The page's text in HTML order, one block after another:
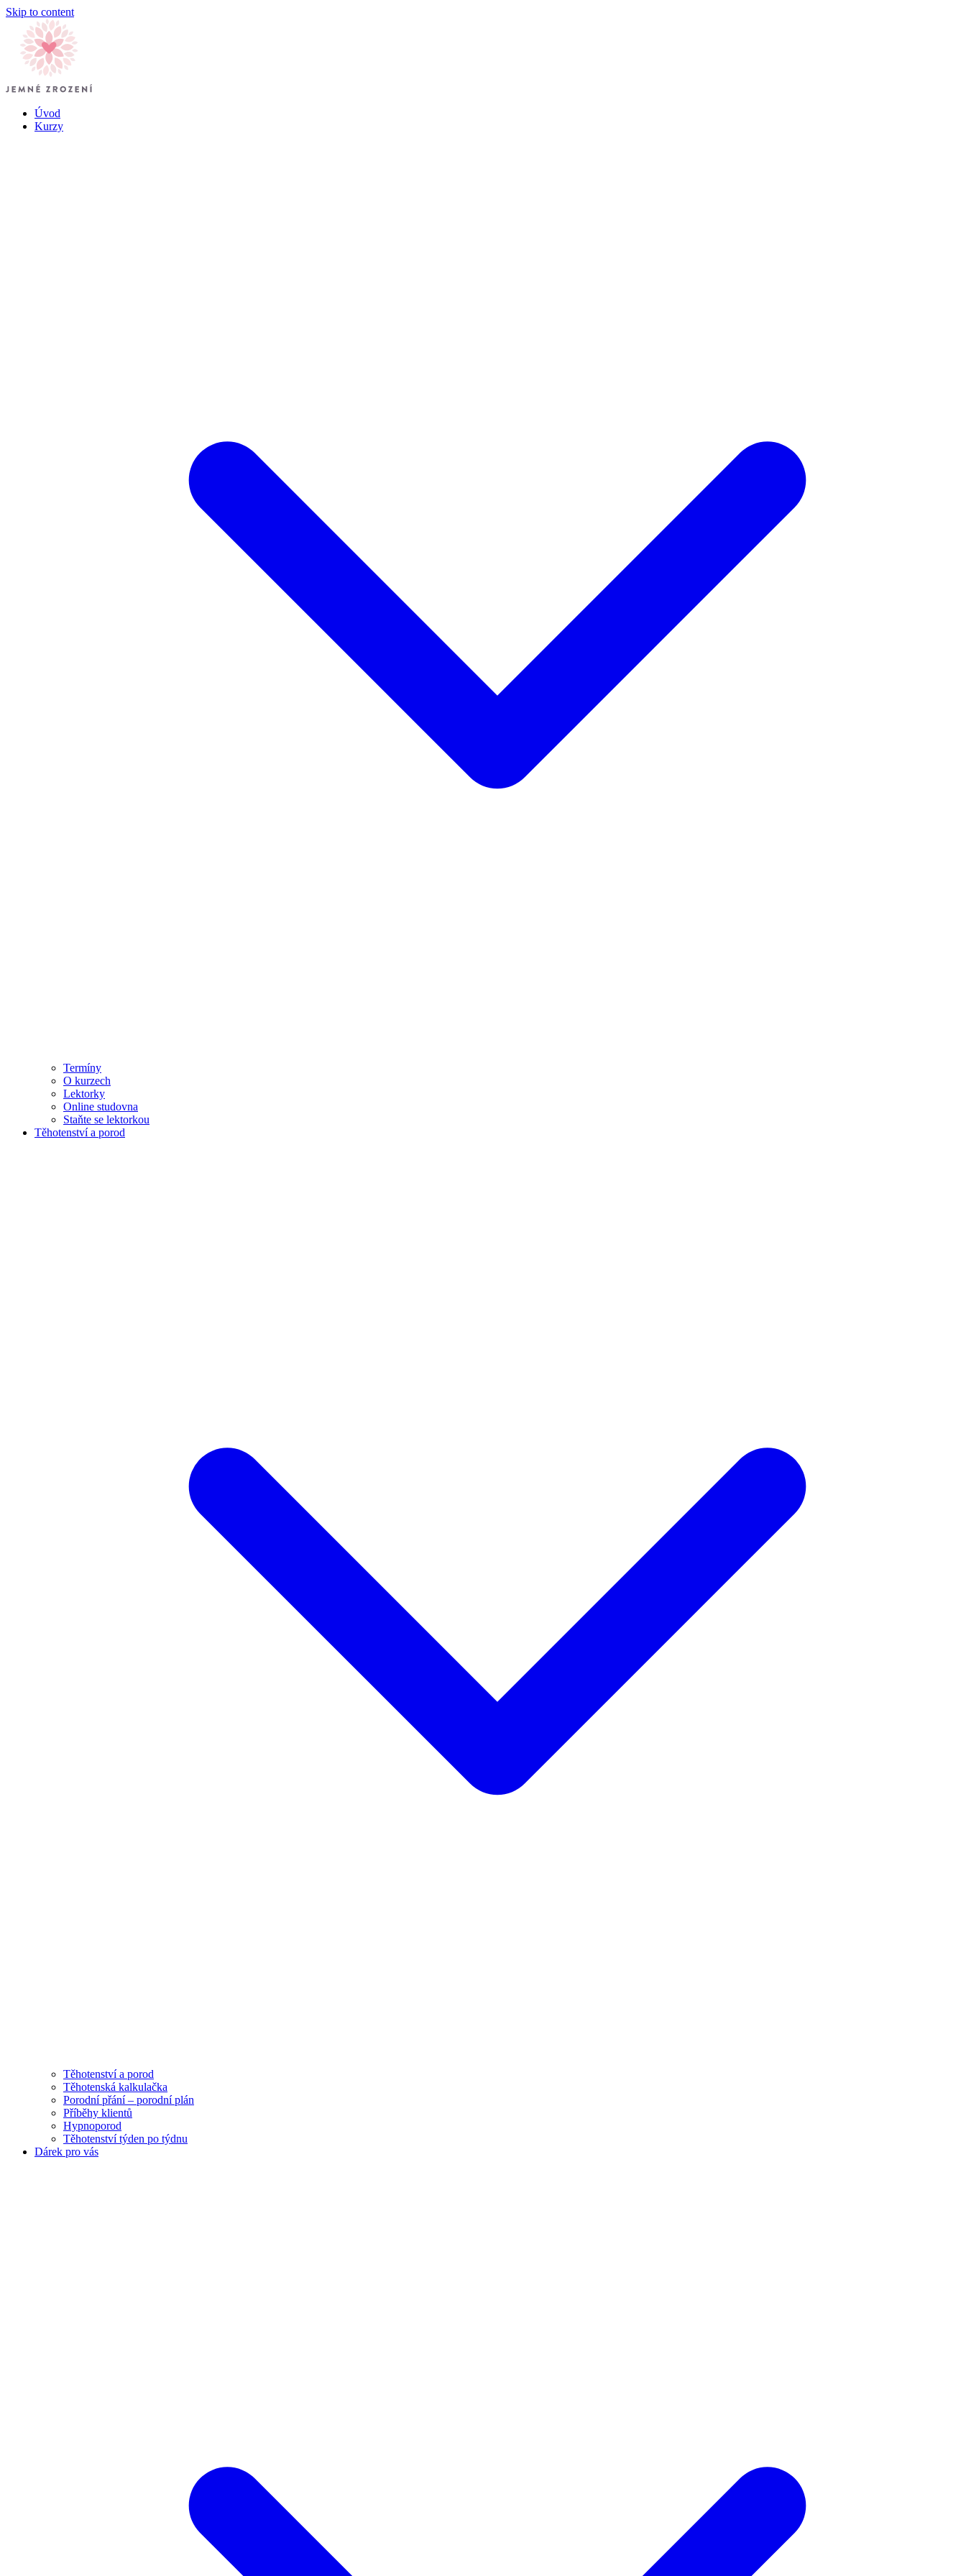
Skip to content
Úvod
Kurzy
Termíny
O kurzech
Lektorky
Online studovna
Staňte se lektorkou
Těhotenství a porod
Těhotenství a porod
Těhotenská kalkulačka
Porodní přání – porodní plán
Příběhy klientů
Hypnoporod
Těhotenství týden po týdnu
Dárek pro vás